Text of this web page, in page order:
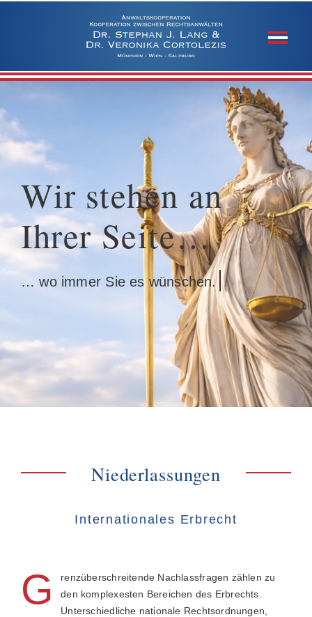
Wir stehen an
Ihrer Seite…
Niederlassungen
Internationales Erbrecht
G
renzüberschreitende Nachlassfragen zählen zu
den komplexesten Bereichen des Erbrechts.
Unterschiedliche nationale Rechtsordnungen,